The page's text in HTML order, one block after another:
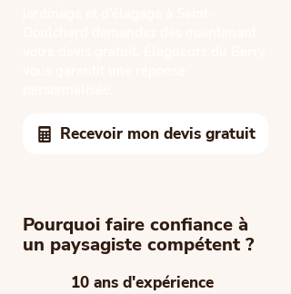
Recevoir mon devis gratuit
Pourquoi faire confiance à
un paysagiste compétent ?
10 ans d'expérience